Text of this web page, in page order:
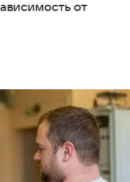
от